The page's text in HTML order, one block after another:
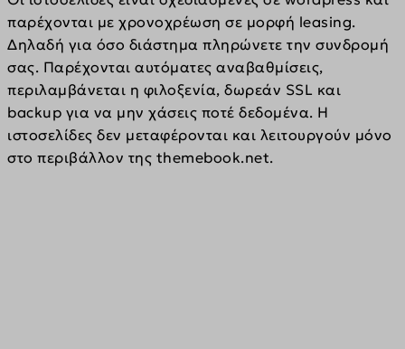
παρέχονται με χρονοχρέωση σε μορφή leasing.
Δηλαδή για όσο διάστημα πληρώνετε την συνδρομή
σας. Παρέχονται αυτόματες αναβαθμίσεις,
περιλαμβάνεται η φιλοξενία, δωρεάν SSL και
backup για να μην χάσεις ποτέ δεδομένα. H
ιστοσελίδες δεν μεταφέρονται και λειτουργούν μόνο
στο περιβάλλον της themebook.net.